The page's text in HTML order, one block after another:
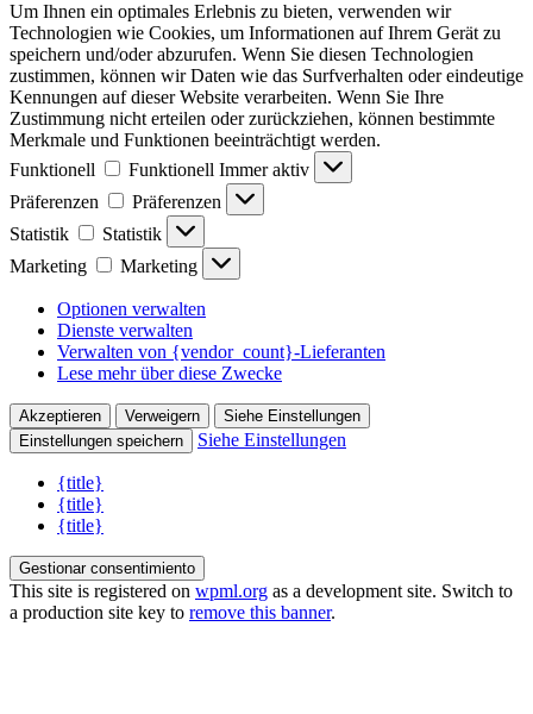
Um Ihnen ein optimales Erlebnis zu bieten, verwenden wir
Technologien wie Cookies, um Informationen auf Ihrem Gerät zu
speichern und/oder abzurufen. Wenn Sie diesen Technologien
zustimmen, können wir Daten wie das Surfverhalten oder eindeutige
Kennungen auf dieser Website verarbeiten. Wenn Sie Ihre
Zustimmung nicht erteilen oder zurückziehen, können bestimmte
Merkmale und Funktionen beeinträchtigt werden.
Funktionell
Funktionell Immer aktiv
Präferenzen
Präferenzen
Statistik
Statistik
Marketing
Marketing
Optionen verwalten
Dienste verwalten
Verwalten von {vendor_count}-Lieferanten
Lese mehr über diese Zwecke
Akzeptieren Verweigern
Siehe Einstellungen
Einstellungen speichern
Siehe Einstellungen
{title}
{title}
{title}
Gestionar consentimiento
This site is registered on wpml.org as a development site. Switch to
a production site key to remove this banner.